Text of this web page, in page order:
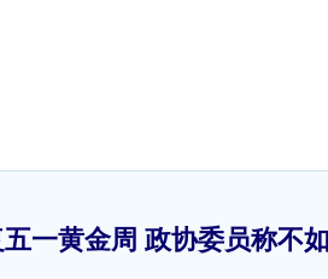
一黄金周 政协委员称不